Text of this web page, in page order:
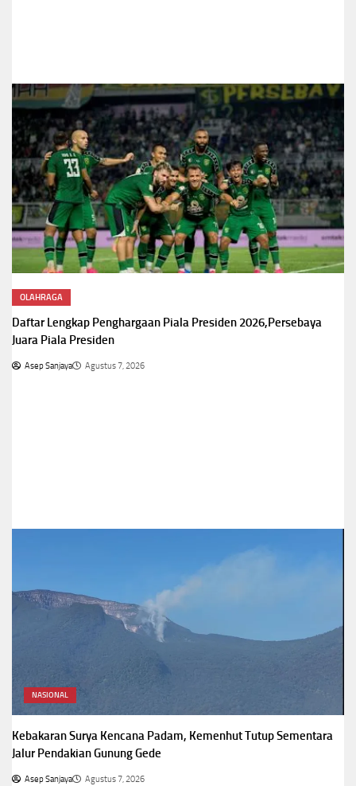
OLAHRAGA
Daftar Lengkap Penghargaan Piala Presiden 2026,Persebaya
Juara Piala Presiden
Asep Sanjaya Agustus 7, 2026
NASIONAL
Kebakaran Surya Kencana Padam, Kemenhut Tutup Sementara
Jalur Pendakian Gunung Gede
Asep Sanjaya Agustus 7, 2026